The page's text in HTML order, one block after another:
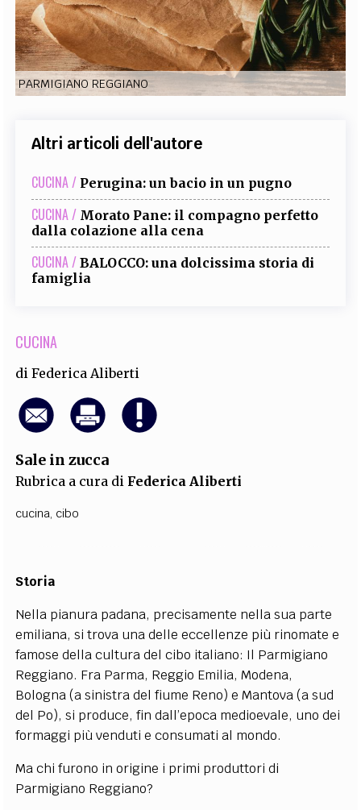
EXTRA
CODICI RUBRICHE LIBRI PROCEEDINGS PUBBLICITÀ CONTATTI
SOCIAL MEDIA
PARMIGIANO REGGIANO
Altri articoli dell'autore
CUCINA / Perugina: un bacio in un pugno
CUCINA / Morato Pane: il compagno perfetto
dalla colazione alla cena
CUCINA / BALOCCO: una dolcissima storia di
famiglia
CUCINA
diFederica Aliberti
Sale in zucca
Rubrica a cura di Federica Aliberti
cucina, cibo
Storia
Nella pianura padana, precisamente nella sua parte
emiliana, si trova una delle eccellenze più rinomate e
famose della cultura del cibo italiano: Il Parmigiano
Reggiano. Fra Parma, Reggio Emilia, Modena,
Bologna (a sinistra del fiume Reno) e Mantova (a sud
del Po), si produce, fin dall’epoca medioevale, uno dei
formaggi più venduti e consumati al mondo.
Ma chi furono in origine i primi produttori di
Parmigiano Reggiano?